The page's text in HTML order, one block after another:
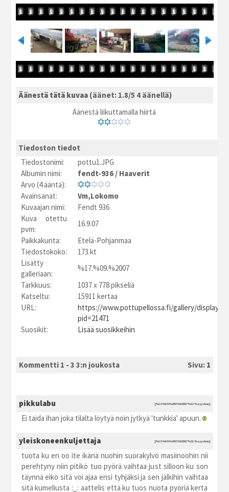
Äänestä tätä kuvaa (äänet: 1.8/5 4 äänellä)
Äänestä liikuttamalla hiirtä
Tiedoston tiedot
Tiedostonimi:
pottu1.JPG
Albumin nimi:
fendt-936 / Haaverit
Arvo (4 ääntä):
Avainsanat:
Vm,Lokomo
Kuvaajan nimi:
Fendt 936
Kuva otettu
pvm:
16.9.07
Paikkakunta:
Etelä-Pohjanmaa
Tiedostokoko:
173 kt
Lisätty
galleriaan:
%17.%09.%2007
Tarkkuus:
1037 x 778 pikseliä
Katseltu:
15911 kertaa
URL:
https://www.pottupellossa.fi/gallery/
pid=21471
Suosikit:
Lisää suosikkeihin
Kommentti 1 - 3 3:n joukosta Sivu: 1
pikkulabu [%18.%09.%2007 kti2007 %11:%syyskuu]
Ei taida ihan joka tilalta löytyä noin jytkyä 'tunkkia' apuun.
yleiskoneenkuljettaja [%18.%09.%2007 kti2007 %21:%syyskuu]
tuota ku en oo ite ikänä nuohin suorakylvö masiinoohin nii
perehtyny niin pitikö tuo pyörä vaihtaa just silloon ku son
täynnä eikö sitä voi ajaa ensi tyhjäksi ja sen jälkihin vaihtaa
sitä kumeliusta :_: aattelis että ku tuos nuota pyöriä kerta